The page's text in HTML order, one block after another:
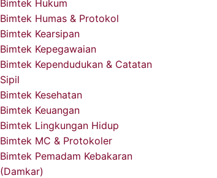
Bimtek Hukum
Bimtek Humas & Protokol
Bimtek Kearsipan
Bimtek Kepegawaian
Bimtek Kependudukan & Catatan
Sipil
Bimtek Kesehatan
Bimtek Keuangan
Bimtek Lingkungan Hidup
Bimtek MC & Protokoler
Bimtek Pemadam Kebakaran
(Damkar)